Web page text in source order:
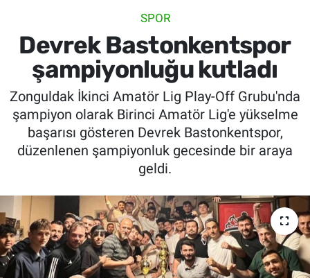
SPOR
Devrek Bastonkentspor
şampiyonluğu kutladı
Zonguldak İkinci Amatör Lig Play-Off Grubu'nda
şampiyon olarak Birinci Amatör Lig'e yükselme
başarısı gösteren Devrek Bastonkentspor,
düzenlenen şampiyonluk gecesinde bir araya
geldi.
SAĞLIK